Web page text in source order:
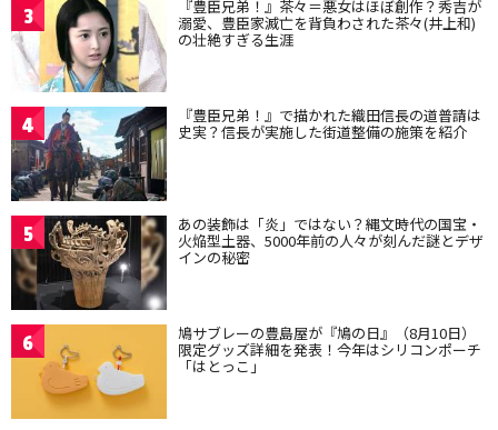
3 『豊臣兄弟！』茶々＝悪女はほぼ創作？秀吉が
溺愛、豊臣家滅亡を背負わされた茶々(井上和)
の壮絶すぎる生涯
4 『豊臣兄弟！』で描かれた織田信長の道普請は
史実？信長が実施した街道整備の施策を紹介
5 あの装飾は「炎」ではない？縄文時代の国宝・
火焔型土器、5000年前の人々が刻んだ謎とデザ
インの秘密
6 鳩サブレーの豊島屋が『鳩の日』（8月10日）
限定グッズ詳細を発表！今年はシリコンポーチ
「はとっこ」